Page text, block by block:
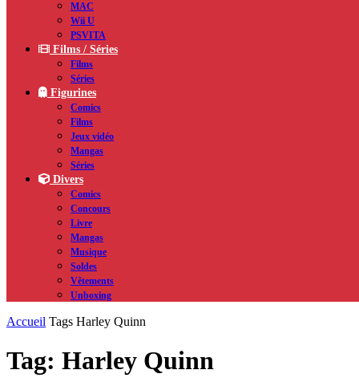
MAC
Wii U
PSVITA
Films / Séries
Films
Séries
Figurines
Comics
Films
Jeux vidéo
Mangas
Séries
Divers
Comics
Concours
Livre
Mangas
Musique
Soldes
Vêtements
Unboxing
Accueil Tags Harley Quinn
Tag: Harley Quinn